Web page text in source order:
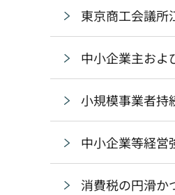
東京商工会議所
中小企業主およ
小規模事業者持
中小企業等経営
消費税の円滑か